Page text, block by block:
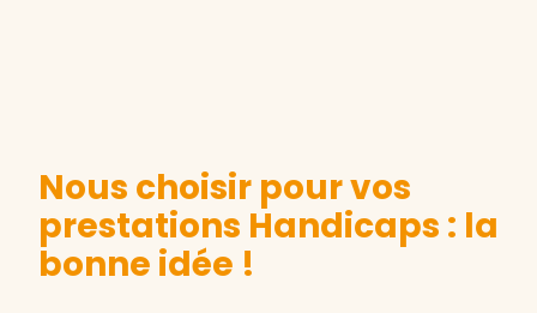
Nous choisir pour vos
prestations Handicaps : la
bonne idée !